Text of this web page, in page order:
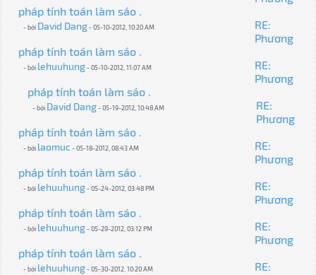
pháp tính toán làm sáo .
- bởi David Dang- 05-10-2012, 10:20 AM
RE:
Phương
pháp tính toán làm sáo .
- bởi lehuuhung- 05-10-2012, 11:07 AM
RE:
Phương
pháp tính toán làm sáo .
- bởi David Dang- 05-19-2012, 10:48 AM
RE:
Phương
pháp tính toán làm sáo .
- bởi laomuc- 05-18-2012, 08:43 AM
RE:
Phương
pháp tính toán làm sáo .
- bởi lehuuhung- 05-24-2012, 03:48 PM
RE:
Phương
pháp tính toán làm sáo .
- bởi lehuuhung- 05-29-2012, 03:12 PM
RE:
Phương
pháp tính toán làm sáo .
- bởi lehuuhung- 05-30-2012, 10:20 AM
RE: